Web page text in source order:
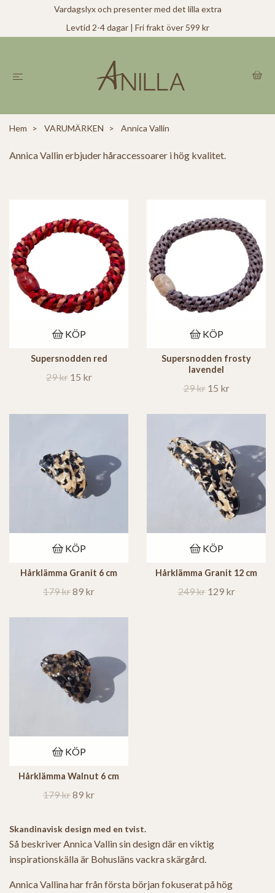
Vardagslyx och presenter med det lilla extra
Levtid 2-4 dagar | Fri frakt över 599 kr
Hem VARUMÄRKEN Annica Vallin
Annica Vallin erbjuder håraccessoarer i hög kvalitet.
KÖP
Supersnodden red
29 kr 15 kr
KÖP
Supersnodden frosty
lavendel
29 kr 15 kr
KÖP
Hårklämma Granit 6 cm
179 kr89 kr
KÖP
Hårklämma Granit 12 cm
249 kr 129 kr
KÖP
Hårklämma Walnut 6 cm
179 kr89 kr
Skandinavisk design med en tvist.
Så beskriver Annica Vallin sin design där en viktig
inspirationskälla är Bohusläns vackra skärgård.
Annica Vallina har från första början fokuserat på hög